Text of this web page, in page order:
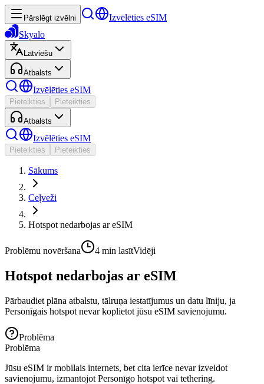
Pārslēgt izvēlni
Izvēlēties eSIM
Skyalo
Latviešu
Atbalsts
Izvēlēties eSIM
Pieteikties Pieteikties
Atbalsts
Izvēlēties eSIM
Pieteikties Pieteikties
Sākums
Ceļveži
Hotspot nedarbojas ar eSIM
Problēmu novēršana 4 min lasītVidēji
Hotspot nedarbojas ar eSIM
Pārbaudiet plāna atbalstu, tālruņa iestatījumus un datu līniju, ja
Personīgais hotspot nevar koplietot jūsu eSIM savienojumu.
Problēma
Problēma
Jūsu eSIM ir mobilais internets, bet cita ierīce nevar izveidot
savienojumu, izmantojot Personīgo hotspot vai tethering.